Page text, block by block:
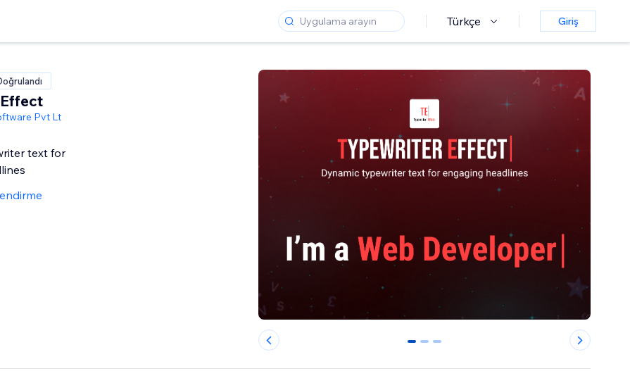
Türkçe Giriş
Pvt Lt
text for
0 1 2